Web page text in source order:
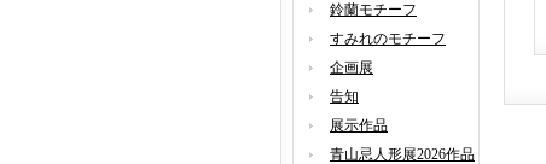
鈴蘭モチーフ
すみれのモチーフ
企画展
告知
展示作品
青山忌人形展2026作品